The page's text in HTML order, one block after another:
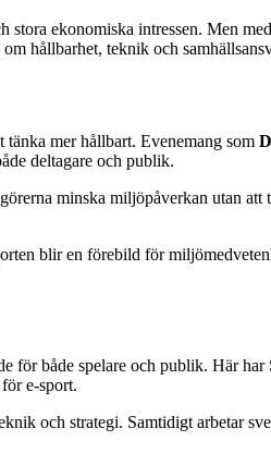
ekonomiska intressen. Men
hållbarhet, teknik och
mer hållbart. Evenemang som
deltagare och publik.
minska miljöpåverkan utan att
blir en förebild för
för både spelare och publik. Här
e‑sport.
och strategi. Samtidigt arbetar